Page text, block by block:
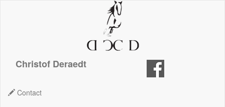
Christof Deraedt
Contact